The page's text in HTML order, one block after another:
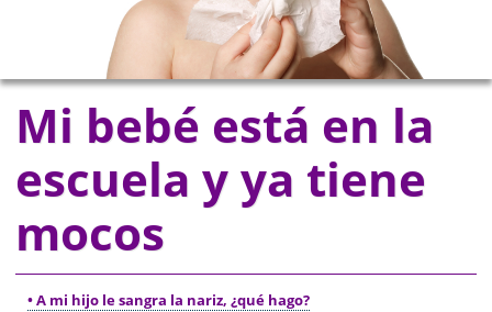
Mi bebé está en la
escuela y ya tiene
mocos
• A mi hijo le sangra la nariz, ¿qué hago?